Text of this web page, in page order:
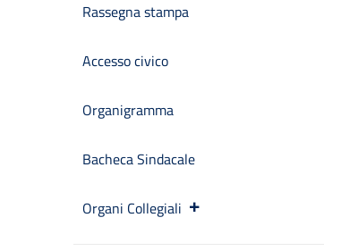
Rassegna stampa
Accesso civico
Organigramma
Bacheca Sindacale
Organi Collegiali